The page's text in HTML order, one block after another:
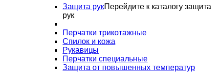
Защита рукПерейдите к каталогу защита
рук
Перчатки трикотажные
Спилок и кожа
Рукавицы
Перчатки специальные
Защита от повышенных температур